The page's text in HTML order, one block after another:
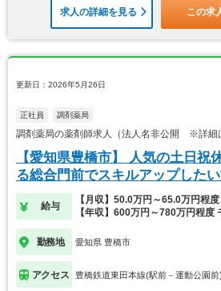
求人の詳細を見る この求
更新日：2026年5月26日
正社員 調剤薬局
調剤薬局の薬剤師求人（法人名非公開 ※詳細
【愛知県豊橋市】 人気の土日祝
る総合門前でスキルアップしたい
給与
【月収】50.0万円～65.0万円程
【年収】600万円～780万円程度
勤務地 愛知県 豊橋市
アクセス 豊橋鉄道東田本線(駅前－運動公園